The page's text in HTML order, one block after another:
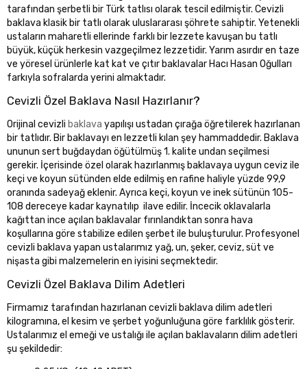
tarafından şerbetli bir Türk tatlısı olarak tescil edilmiştir. Cevizli
baklava klasik bir tatlı olarak uluslararası şöhrete sahiptir. Yetenekli
ustaların maharetli ellerinde farklı bir lezzete kavuşan bu tatlı
büyük, küçük herkesin vazgeçilmez lezzetidir. Yarım asırdır en taze
ve yöresel ürünlerle kat kat ve çıtır baklavalar Hacı Hasan Oğulları
farkıyla sofralarda yerini almaktadır.
Cevizli Özel Baklava Nasıl Hazırlanır?
Orijinal cevizli baklava yapılışı ustadan çırağa öğretilerek hazırlanan
bir tatlıdır. Bir baklavayı en lezzetli kılan şey hammaddedir. Baklava
ununun sert buğdaydan öğütülmüş 1. kalite undan seçilmesi
gerekir. İçerisinde özel olarak hazırlanmış baklavaya uygun ceviz ile
keçi ve koyun sütünden elde edilmiş en rafine haliyle yüzde 99,9
oranında sadeyağ eklenir. Ayrıca keçi, koyun ve inek sütünün 105-
108 dereceye kadar kaynatılıp ilave edilir. İncecik oklavalarla
kağıttan ince açılan baklavalar fırınlandıktan sonra hava
koşullarına göre stabilize edilen şerbet ile buluşturulur. Profesyonel
cevizli baklava yapan ustalarımız yağ, un, şeker, ceviz, süt ve
nişasta gibi malzemelerin en iyisini seçmektedir.
Cevizli Özel Baklava Dilim Adetleri
Firmamız tarafından hazırlanan cevizli baklava dilim adetleri
kilogramına, el kesim ve şerbet yoğunluğuna göre farklılık gösterir.
Ustalarımız el emeği ve ustalığı ile açılan baklavaların dilim adetleri
şu şekildedir: